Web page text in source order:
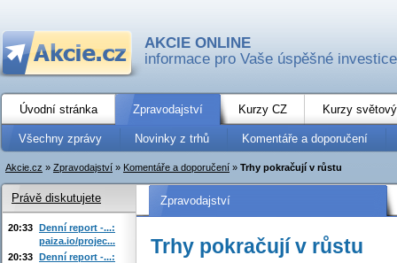
AKCIE ONLINE
informace pro Vaše úspěšné investice
Úvodní stránka Zpravodajství Kurzy CZ Kurzy
Všechny zprávy Novinky z trhů Komentáře a doporučení
Akcie.cz » Zpravodajství » Komentáře a doporučení » Trhy pokračují v růstu
Zpravodajství
Trhy pokračují v růstu
Právě diskutujete
20:33 Denní report -...:
paiza.io/projec...
20:33 Denní report -...: